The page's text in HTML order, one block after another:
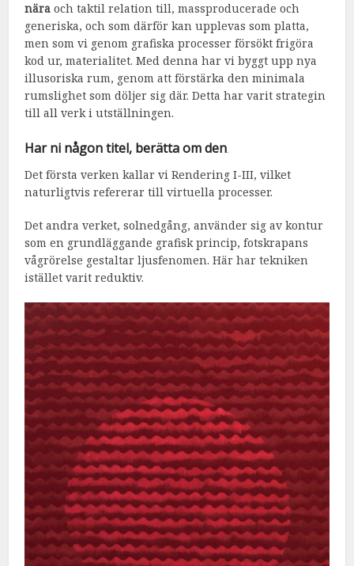
nära och taktil relation till, massproducerade och
generiska, och som därför kan upplevas som platta,
men som vi genom grafiska processer försökt frigöra
kod ur, materialitet. Med denna har vi byggt upp nya
illusoriska rum, genom att förstärka den minimala
rumslighet som döljer sig där. Detta har varit strategin
till all verk i utställningen.
Har ni någon titel, berätta om den.
Det första verken kallar vi Rendering I-III, vilket
naturligtvis refererar till virtuella processer.
Det andra verket, solnedgång, använder sig av kontur
som en grundläggande grafisk princip, fotskrapans
vågrörelse gestaltar ljusfenomen. Här har tekniken
istället varit reduktiv.